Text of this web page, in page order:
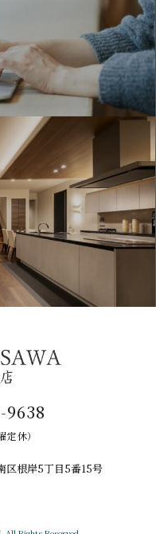
9638
休）
区根岸5丁目5番15号